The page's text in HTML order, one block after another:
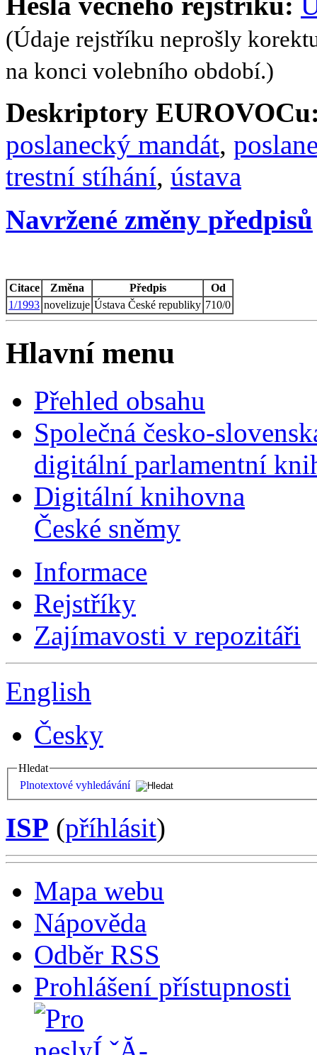
(Údaje rejstříku neprošly
na konci volebního období.)
Deskriptory
poslanecký mandát,
trestní stíhání, ústava
Navržené změny předpisů
Citace Změna Předpis
Od
1/1993 novelizuje Ústava České republiky 710/0
Hlavní menu
Přehled obsahu
Společná česko-
digitální parlamentní
Digitální knihovna
České sněmy
Informace
Rejstříky
Zajímavosti v repozitáři
English
Česky
Hledat
Plnotextové vyhledávání
ISP (příhlásit)
Mapa webu
Nápověda
Odběr RSS
Prohlášení přístupnosti